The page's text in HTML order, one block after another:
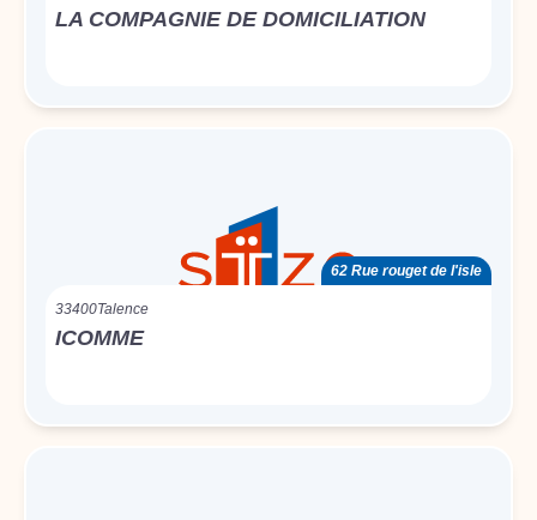
LA COMPAGNIE DE DOMICILIATION
62 Rue rouget de l'isle
33400Talence
ICOMME